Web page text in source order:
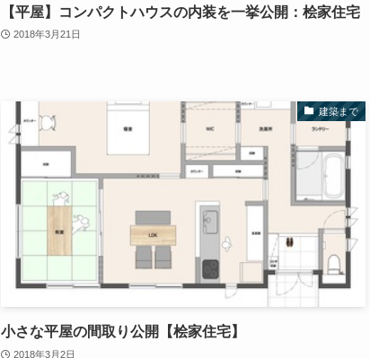
【平屋】コンパクトハウスの内装を一挙公開：桧家住宅
2018年3月21日
建築まで
小さな平屋の間取り公開【桧家住宅】
2018年3月2日